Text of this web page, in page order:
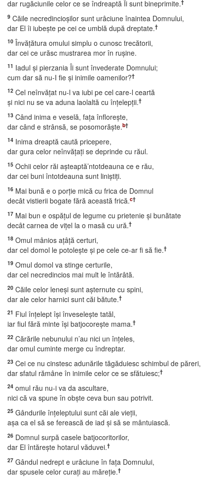
dar rugăciunile celor ce se îndreaptă Îi sunt bineprimite.†
9 Căile necredincioşilor sunt urâciune înaintea Domnului,
dar El îi iubeşte pe cei ce umblă după dreptate.†
10 Învăţătura omului simplu o cunosc trecătorii,
dar cei ce urăsc mustrarea mor în ruşine.
11 Iadul şi pierzania Îi sunt învederate Domnului;
cum dar să nu-I fie şi inimile oamenilor?†
12 Cel neînvăţat nu-l va iubi pe cel care-l ceartă
şi nici nu se va aduna laolaltă cu înţelepţii.†
13 Când inima e veselă, faţa înfloreşte,
dar când e strânsă, se posomorăşte.b†
14 Inima dreaptă caută pricepere,
dar gura celor neînvăţaţi se deprinde cu răul.
15 Ochii celor răi aşteaptă’ntotdeauna ce e rău,
dar cei buni întotdeauna sunt liniştiţi.
16 Mai bună e o porţie mică cu frica de Domnul
decât vistierii bogate fără această frică.c†
17 Mai bun e ospăţul de legume cu prietenie şi bunătate
decât carnea de viţel la o masă cu ură.†
18 Omul mânios aţâţă certuri,
dar cel domol le potoleşte şi pe cele ce-ar fi să fie.†
19 Omul domol va stinge certurile,
dar cel necredincios mai mult le întărâtă.
20 Căile celor leneşi sunt aşternute cu spini,
dar ale celor harnici sunt căi bătute.†
21 Fiul înţelept îşi înveseleşte tatăl,
iar fiul fără minte îşi batjocoreşte mama.†
22 Cărările nebunului n’au nici un înţeles,
dar omul cuminte merge cu îndreptar.
23 Cei ce nu cinstesc adunările tăgăduiesc schimbul de păreri,
dar sfatul rămâne în inimile celor ce se sfătuiesc;†
24 omul rău nu-i va da ascultare,
nici că va spune în obşte ceva bun sau potrivit.
25 Gândurile înţeleptului sunt căi ale vieţii,
aşa ca el să se ferească de iad şi să se mântuiască.
26 Domnul surpă casele batjocoritorilor,
dar El întăreşte hotarul văduvei.†
27 Gândul nedrept e urâciune în faţa Domnului,
dar spusele celor curaţi au măreţie.†